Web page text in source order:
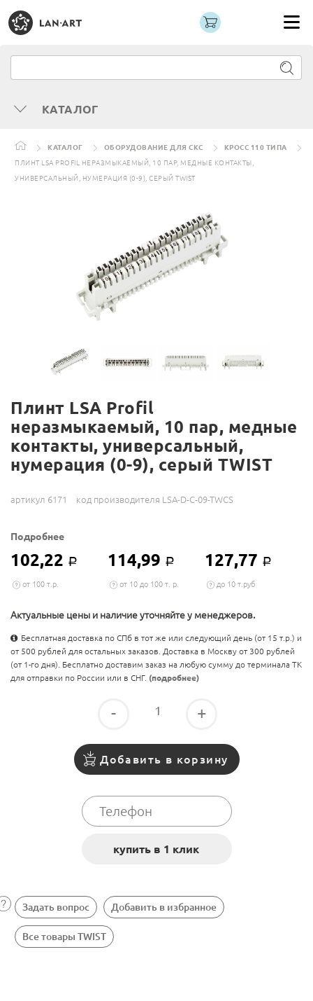
КАТАЛОГ
КАТАЛОГ ОБОРУДОВАНИЕ ДЛЯ СКС
КРОСС 110 ТИПА
ПЛИНТ LSA PROFIL НЕРАЗМЫКАЕМЫЙ, 10 ПАР, МЕДНЫЕ КОНТАКТЫ,
УНИВЕРСАЛЬНЫЙ, НУМЕРАЦИЯ (0-9), СЕРЫЙ TWIST
Плинт LSA Profil
неразмыкаемый, 10 пар, медные
контакты, универсальный,
нумерация (0-9), серый TWIST
артикул 6171 код производителя LSA-D-C-09-TWCS
Подробнее
102,22 Р 114,99 Р 127,77 Р
от 100 т.р. от 10 до 100 т. р. до 10 т.руб
Актуальные цены и наличие уточняйте у менеджеров.
Бесплатная доставка по СПб в тот же или следующий день (от 15 т.р.) и
от 500 рублей для остальных заказов. Доставка в Москву от 300 рублей
(от 1-го дня). Бесплатно доставим заказ на любую сумму до терминала ТК
для отправки по России или в СНГ. (подробнее)
- +
Добавить в корзину
Задать вопрос Добавить в избранное
Все товары TWIST